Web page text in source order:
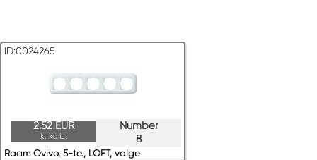
ID:0024265
Number
8
2.52 EUR
k. käib.
Raam Ovivo, 5-te., LOFT, valge